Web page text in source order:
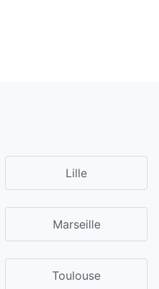
Lille
Marseille
Toulouse